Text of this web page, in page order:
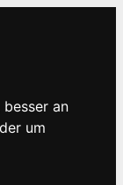
an
um